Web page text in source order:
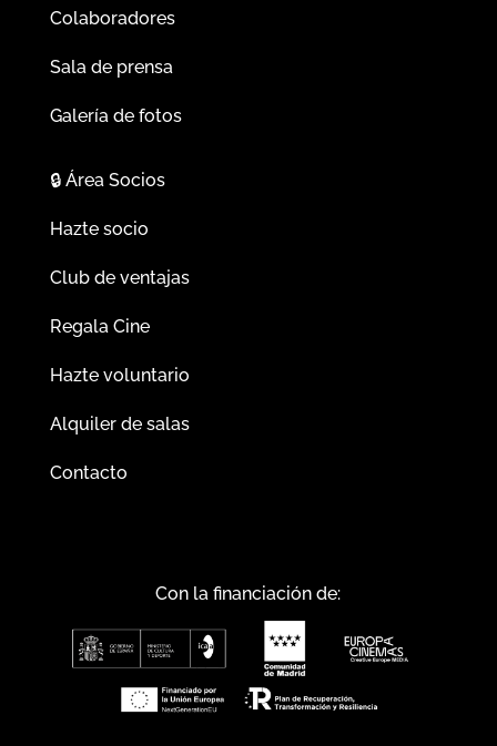
Colaboradores
Sala de prensa
Galería de fotos
🔒Área Socios
Hazte socio
Club de ventajas
Regala Cine
Hazte voluntario
Alquiler de salas
Contacto
Con la financiación de: